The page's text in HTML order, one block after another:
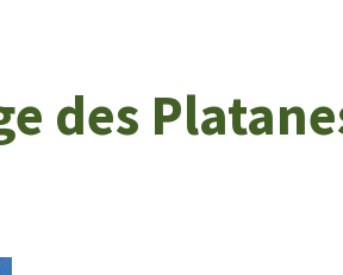
des